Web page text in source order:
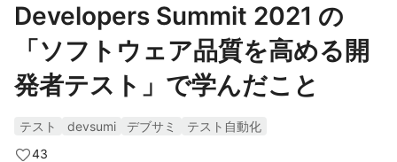
Developers Summit 2021 の
「ソフトウェア品質を高める開
発者テスト」で学んだこと
テスト devsumi デブサミ
テスト自動化
43